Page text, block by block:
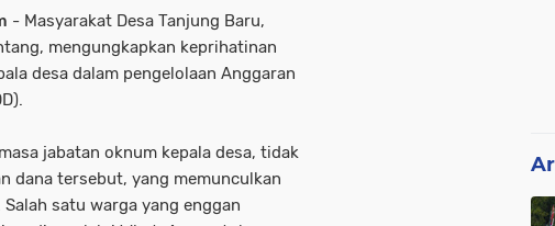
- Masyarakat Desa Tanjung Baru,
mengungkapkan keprihatinan
desa dalam pengelolaan Anggaran
jabatan oknum kepala desa, tidak
dana tersebut, yang memunculkan
satu warga yang enggan